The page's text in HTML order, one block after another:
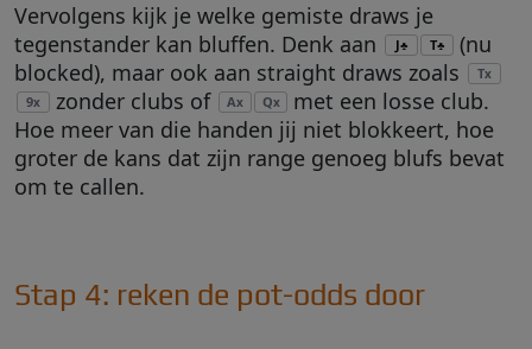
Vervolgens kijk je welke gemiste draws je
tegenstander kan bluffen. Denk aan
J♣ T♣
(nu
blocked), maar ook aan straight draws zoals
Tx
9x zonder clubs of Ax Qx
met een losse club.
Hoe meer van die handen jij niet blokkeert, hoe
groter de kans dat zijn range genoeg blufs bevat
om te callen.
Stap 4: reken de pot-odds door